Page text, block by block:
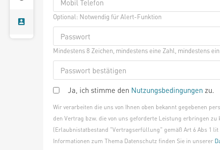
Optional: Notwendig für Alert-Funktion
Mindestens 8 Zeichen, mindestens eine Zahl, mindestens
Ja, ich stimme den Nutzungsbedingungen zu.
Wir verarbeiten die uns von Ihnen oben bekannt gegebenen
den Vertrag bzw. die von uns geforderte Leistung erbringen zu
(Erlaubnistatbestand "Vertragserfüllung" gemäß Art 6 Abs 1 lit
Informationen zum Thema Datenschutz finden Sie in unserer